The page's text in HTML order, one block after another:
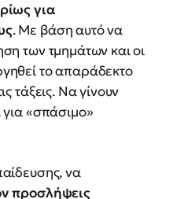
για
. Με βάση αυτό να
των τμημάτων και οι
το απαράδεκτο
τάξεις. Να γίνουν
«σπάσιμο»
να
προσλήψεις